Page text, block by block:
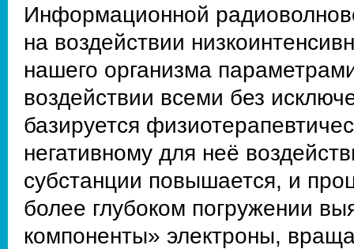
Информационной
на воздействии
нашего организма
воздействии всеми без
базируется
негативному для неё
субстанции повышается, и
более глубоком погружении
компоненты» электроны,